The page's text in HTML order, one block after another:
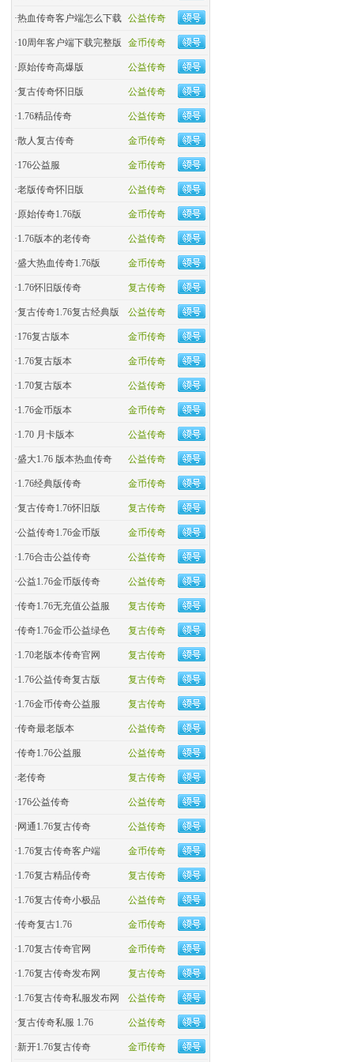
公益传奇
·热血传奇客户端怎么下载
金币传奇
·10周年客户端下载完整版
公益传奇
·原始传奇高爆版
公益传奇
·复古传奇怀旧版
公益传奇
·1.76精品传奇
金币传奇
·散人复古传奇
金币传奇
·176公益服
公益传奇
·老版传奇怀旧版
金币传奇
·原始传奇1.76版
公益传奇
·1.76版本的老传奇
金币传奇
·盛大热血传奇1.76版
复古传奇
·1.76怀旧版传奇
公益传奇
·复古传奇1.76复古经典版
金币传奇
·176复古版本
金币传奇
·1.76复古版本
公益传奇
·1.70复古版本
金币传奇
·1.76金币版本
公益传奇
·1.70 月卡版本
公益传奇
·盛大1.76 版本热血传奇
金币传奇
·​1.76经典版传奇
复古传奇
·复古传奇1.76怀旧版
金币传奇
·​公益传奇1.76金币版
公益传奇
·1.76合击公益传奇
公益传奇
·公益1.76金币版传奇
复古传奇
·传奇1.76无充值公益服
复古传奇
·传奇1.76金币公益绿色
复古传奇
·1.70老版本传奇官网
复古传奇
·1.76公益传奇复古版
复古传奇
·​1.76金币传奇公益服
公益传奇
·​传奇最老版本
公益传奇
·传奇1.76公益服
复古传奇
·老传奇
公益传奇
·176公益传奇
公益传奇
· 网通1.76复古传奇
金币传奇
·1.76复古传奇客户端
复古传奇
·1.76复古精品传奇
公益传奇
·1.76复古传奇小极品
金币传奇
·传奇复古1.76
金币传奇
·1.70复古传奇官网
复古传奇
·1.76复古传奇发布网
公益传奇
·1.76复古传奇私服发布网
公益传奇
·复古传奇私服 1.76
金币传奇
·新开1.76复古传奇